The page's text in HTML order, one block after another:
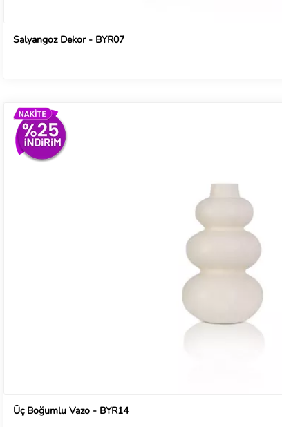
Salyangoz Dekor - BYR07
Üç Boğumlu Vazo - BYR14